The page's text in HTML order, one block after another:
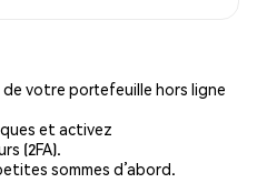
votre portefeuille hors ligne
et activez
(2FA).
sommes d’abord.